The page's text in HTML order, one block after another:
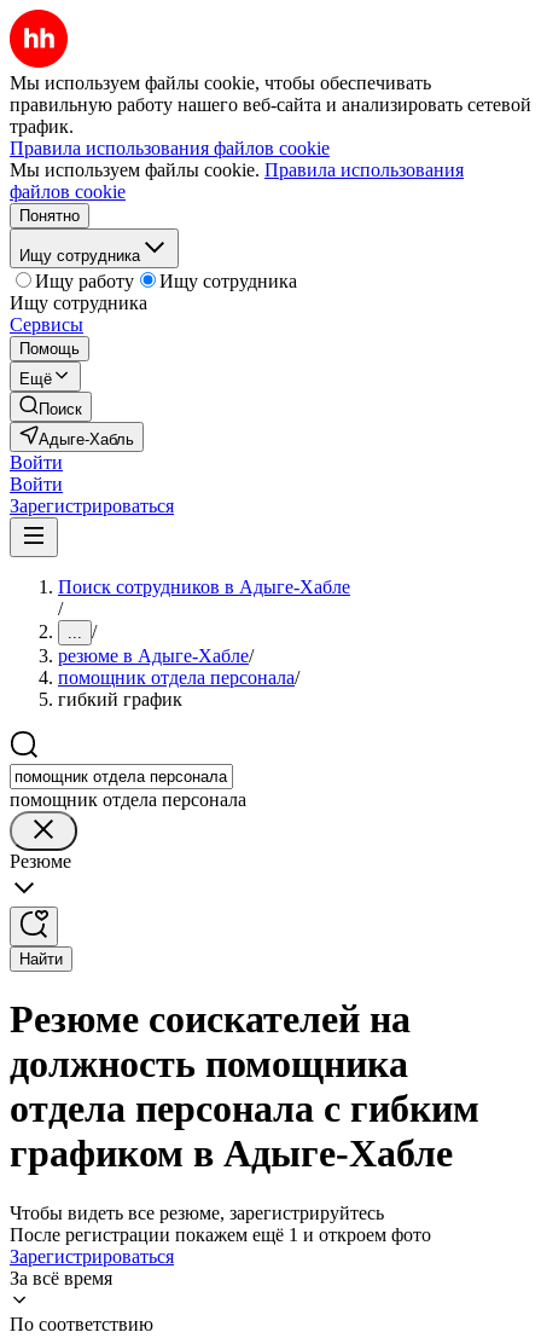
Мы используем файлы cookie, чтобы обеспечивать
правильную работу нашего веб-сайта и анализировать сетевой
трафик.
Правила использования файлов cookie
Мы используем файлы cookie. Правила использования
файлов cookie
Понятно
Ищу сотрудника
Ищу работу
Ищу сотрудника
Ищу сотрудника
Сервисы
Помощь
Ещё
Поиск
Адыге-Хабль
Войти
Войти
Зарегистрироваться
Поиск сотрудников в Адыге-Хабле
/
... /
резюме в Адыге-Хабле/
помощник отдела персонала/
гибкий график
помощник отдела персонала
Резюме
Найти
Резюме соискателей на
должность помощника
отдела персонала с гибким
графиком в Адыге-Хабле
Чтобы видеть все резюме, зарегистрируйтесь
После регистрации покажем ещё 1 и откроем фото
Зарегистрироваться
За всё время
По соответствию